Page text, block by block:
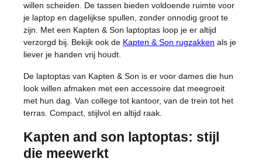
willen scheiden. De tassen bieden voldoende ruimte voor
je laptop en dagelijkse spullen, zonder onnodig groot te
zijn. Met een Kapten & Son laptoptas loop je er altijd
verzorgd bij. Bekijk ook de Kapten & Son rugzakken als je
liever je handen vrij houdt.
De laptoptas van Kapten & Son is er voor dames die hun
look willen afmaken met een accessoire dat meegroeit
met hun dag. Van college tot kantoor, van de trein tot het
terras. Compact, stijlvol en altijd raak.
Kapten and son laptoptas: stijl
die meewerkt